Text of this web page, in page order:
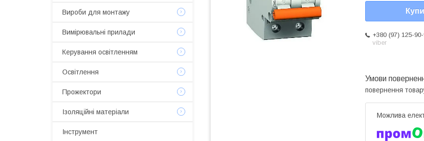
+380 (97) 125-
viber
повернення
Вироби для монтажу
Вимірювальні прилади
Керування освітленням
Освітлення
Прожектори
Ізоляційні матеріали
Інструмент